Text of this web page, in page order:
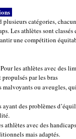
catégories,
Les athlètes sont
une compétition
les athlètes avec des
par les bras
malvoyants ou aveugles,
ayant des problèmes
athlètes avec des
mais adaptés.